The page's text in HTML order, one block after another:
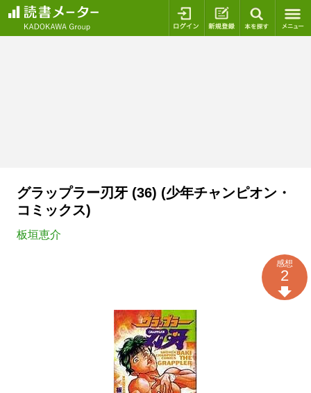
ログイン 新規登録
グラップラー刃牙 (36) (少年チャンピオン・
コミックス)
板垣恵介
感想
2